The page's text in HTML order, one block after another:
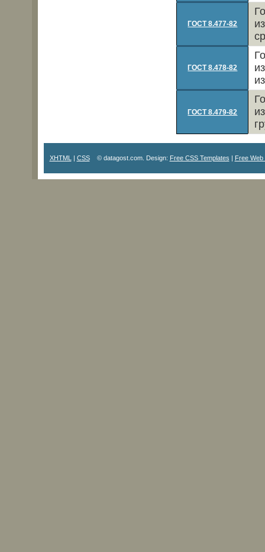
ГОСТ 8.477-82
ГОСТ 8.478-82
ГОСТ 8.479-82
XHTML | CSS© datagost.com. Design: Free CSS Templates | Free Web